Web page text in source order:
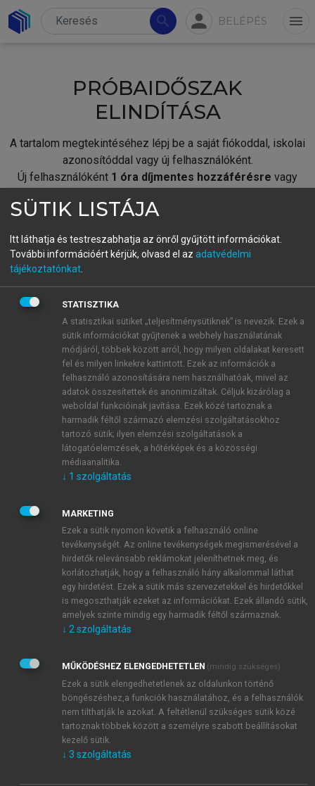
search person BELÉPÉS menu
PRÓBAIDŐSZAK
ELINDÍTÁSA
A tartalom megtekintéséhez lépj be a saját fiókoddal, iskolai
azonosítóddal vagy új felhasználóként.
Új felhasználóként 1 óra díjmentes hozzáférésre vagy
fiókoddal,vagy hozz létre új fiókot.
A regisztráció után apróbaidőszakautomatikusan
BELÉPÉS SAJÁT FIÓKKAL
ÚJ FIÓK LÉTREHOZÁSA
1 óra díjmentes hozzáférés
E-MAIL-CÍM
JELSZÓ
JELSZÓ ÚJRA
Kérek értesítést a MeRSZ újdonságairól, akcióiról.
Kérek értesítést az Akadémiai Kiadó Zrt. újdonságairól,
Adatkezelési tájékoztatóbanfoglaltakat tudomásul
veszem és elfogadom.
Általános vásárlási feltételeket, valamint a szotar.netés a
mersz.huoldalak licencszerződéseiben foglaltakat
tudomásul veszem és elfogadom.
KIPRÓBÁLOM
SÜTIK LISTÁJA
Itt láthatja és testreszabhatja az önről gyűjtött információkat.
További információért kérjük, olvasd el az adatvédelmi
tájékoztatónkat
STATISZTIKA
A statisztikai sütiket „teljesítménysütiknek” is nevezik. Ezek a
sütik információkat gyűjtenek a webhely használatának
módjáról, többek között arról, hogy milyen oldalakat keresett
fel és milyen linkekre kattintott. Ezek az információk a
felhasználó azonosítására nem használhatóak, mivel az
adatok összesítettek és anonimizáltak. Céljuk kizárólag a
weboldal funkcióinak javítása. Ezek közé tartoznak a
harmadik féltől származó elemzési szolgáltatásokhoz
tartozó sütik; ilyen elemzési szolgáltatások a
látogatóelemzések, a hőtérképek és a közösségi
médiaanalitika.
↓ 1 szolgáltatás
MARKETING
Ezek a sütik nyomon követik a felhasználó online
tevékenységét. Az online tevékenységek megismerésével a
hirdetők relevánsabb reklámokat jeleníthetnek meg, és
korlátozhatják, hogy a felhasználó hány alkalommal láthat
egy hirdetést. Ezek a sütik más szervezetekkel és hirdetőkkel
is megoszthatják ezeket az információkat. Ezek állandó sütik,
amelyek szinte mindig egy harmadik féltől származnak.
↓ 2 szolgáltatás
MŰKÖDÉSHEZ ELENGEDHETETLEN (mindig szükséges)
Ezek a sütik elengedhetetlenek az oldalunkon történő
böngészéshez,a funkciók használatához, és a felhasználók
nem tilthatják le azokat. A feltétlenül szükséges sütik közé
tartoznak többek között a személyre szabott beállításokat
kezelő sütik.
↓ 3 szolgáltatás